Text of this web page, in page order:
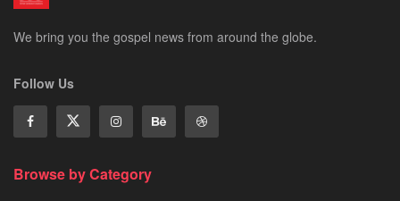
We bring you the gospel news from around the globe.
Follow Us
Browse by Category